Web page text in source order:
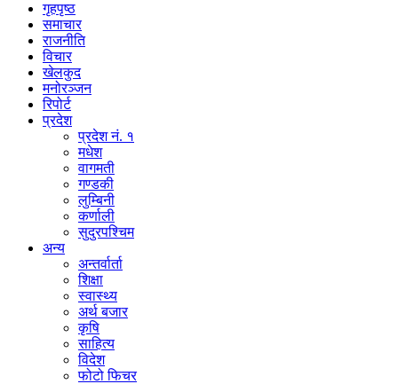
गृहपृष्ठ
समाचार
राजनीति
विचार
खेलकुद
मनोरञ्जन
रिपोर्ट
प्रदेश
प्रदेश नं. १
मधेश
वागमती
गण्डकी
लुम्बिनी
कर्णाली
सुदुरपश्चिम
अन्य
अन्तर्वार्ता
शिक्षा
स्वास्थ्य
अर्थ बजार
कृषि
साहित्य
विदेश
फोटो फिचर